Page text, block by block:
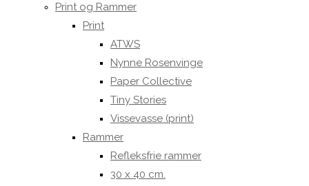
Print og Rammer
Print
ATWS
Nynne Rosenvinge
Paper Collective
Tiny Stories
Vissevasse (print)
Rammer
Refleksfrie rammer
30 x 40 cm.